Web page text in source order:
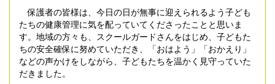
保護者の皆様は、今日の日が無事に迎えられるよう子ども
たちの健康管理に気を配っていてくださったことと思いま
す。地域の方々も、スクールガードさんをはじめ、子どもた
ちの安全確保に努めていただき、「おはよう」「おかえり」
などの声かけをしながら、子どもたちを温かく見守っていた
だきました。